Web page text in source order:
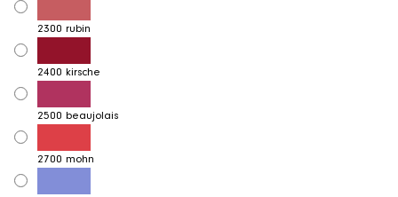
2300 rubin
2400 kirsche
2500 beaujolais
2700 mohn